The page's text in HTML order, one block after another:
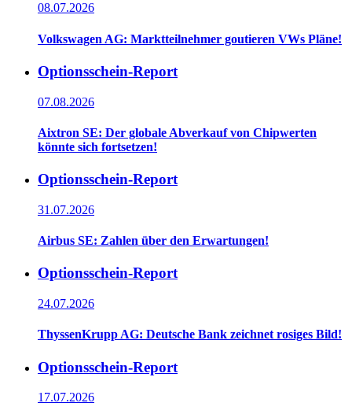
08.07.2026
Volkswagen AG: Marktteilnehmer goutieren VWs Pläne!
Optionsschein-Report
07.08.2026
Aixtron SE: Der globale Abverkauf von Chipwerten
könnte sich fortsetzen!
Optionsschein-Report
31.07.2026
Airbus SE: Zahlen über den Erwartungen!
Optionsschein-Report
24.07.2026
ThyssenKrupp AG: Deutsche Bank zeichnet rosiges Bild!
Optionsschein-Report
17.07.2026